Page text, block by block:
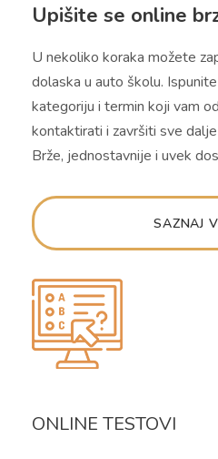
Upišite se online
U nekoliko koraka možete
dolaska u auto školu.
kategoriju i termin koji vam
kontaktirati i završiti sve
Brže, jednostavnije i uvek
SAZNAJ
ONLINE TESTOVI